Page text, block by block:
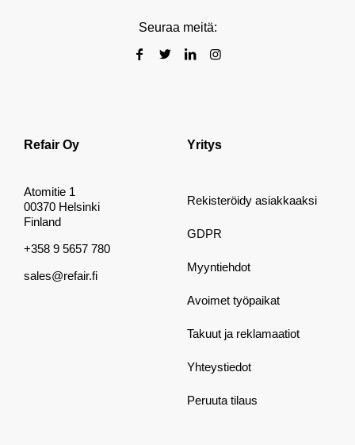
Seuraa meitä:
Refair Oy
Atomitie 1
00370 Helsinki
Finland
+358 9 5657 780
sales@refair.fi
Yritys
Rekisteröidy asiakkaaksi
GDPR
Myyntiehdot
Avoimet työpaikat
Takuut ja reklamaatiot
Yhteystiedot
Peruuta tilaus